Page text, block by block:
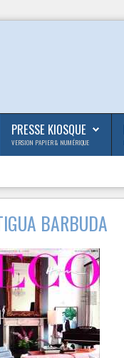
PRESSE KIOSQUE
VERSION PAPIER & NUMÉRIQUE
BARBUDA